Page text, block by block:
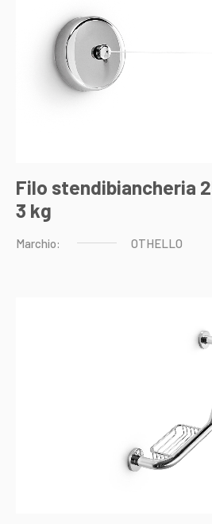
Filo stendibiancheria
3 kg
Marchio: OTHELLO